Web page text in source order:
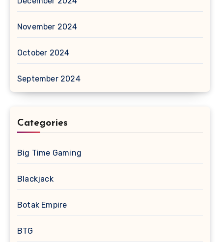
November 2024
October 2024
September 2024
Categories
Big Time Gaming
Blackjack
Botak Empire
BTG